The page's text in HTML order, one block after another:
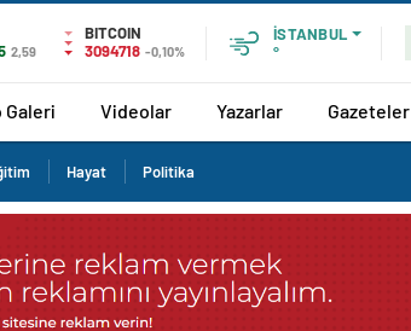
2,59
BITCOIN
3094718 -0,10%
İSTANBUL
°
Galeri Videolar Yazarlar Gazeteler
Hayat Politika